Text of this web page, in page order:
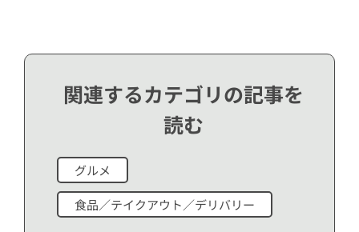
関連するカテゴリの記事を
読む
グルメ
食品／テイクアウト／デリバリー